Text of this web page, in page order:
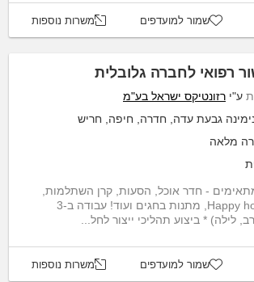
שמור למועדפים משרות נוספות
רפואי לחברה גלובלית
ע"י רזונטיקס ישראל בע"מ
גבעת עדה, חדרה, חיפה, חריש
מלאה
- חדר אוכל, הסעות, קרן השתלמות,
אירועי חברה, Happy hours, מתנות בחגים ועוד! עבודה ב-3
לילה) * ביצוע תהליכי ייצור לחל...
שמור למועדפים משרות נוספות